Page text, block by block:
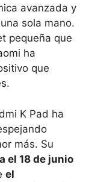
avanzada y
sola mano.
pequeña que
ha
que
K Pad ha
más. Su
el 18 de junio
el